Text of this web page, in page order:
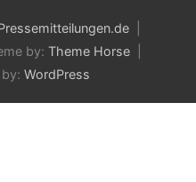
by: Theme Horse
WordPress